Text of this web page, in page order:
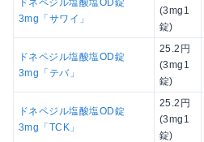
ドネペジル塩酸塩OD錠
3mg「サワイ」
(3mg1
錠)
ドネペジル塩酸塩OD錠
3mg「テバ」
25.2円
(3mg1
錠)
ドネペジル塩酸塩OD錠
3mg「TCK」
25.2円
(3mg1
錠)